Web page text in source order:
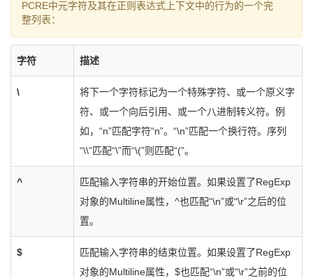
PCRE中元字符及其在正则表达式上下文中的行为的一个完
整列表：
字符 描述
\
将下一个字符标记为一个特殊字符、或一个原义字
符、或一个向后引用、或一个八进制转义符。例
如，“n”匹配字符“n”。“\n”匹配一个换行符。序列
“\\”匹配“\”而“\(”则匹配“(”。
^
匹配输入字符串的开始位置。如果设置了RegExp
对象的Multiline属性，^也匹配“\n”或“\r”之后的位
置。
$
匹配输入字符串的结束位置。如果设置了RegExp
对象的Multiline属性，$也匹配“\n”或“\r”之前的位